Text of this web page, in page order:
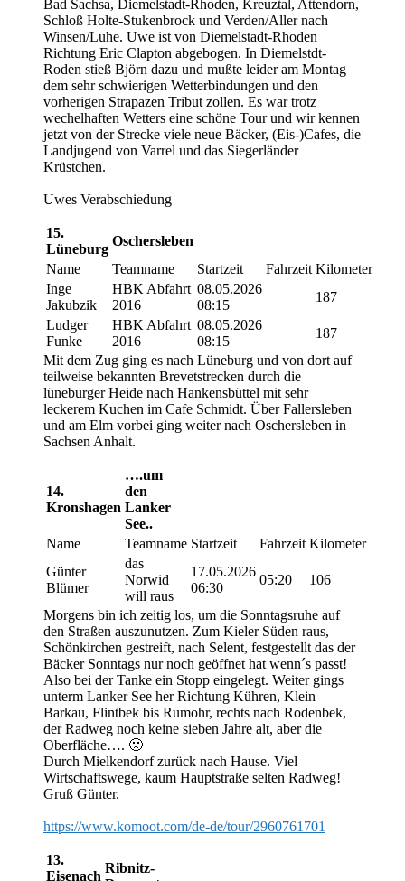
Bad Sachsa, Diemelstadt-Rhoden, Kreuztal, Attendorn,
Schloß Holte-Stukenbrock und Verden/Aller nach
Winsen/Luhe. Uwe ist von Diemelstadt-Rhoden
Richtung Eric Clapton abgebogen. In Diemelstdt-
Roden stieß Björn dazu und mußte leider am Montag
dem sehr schwierigen Wetterbindungen und den
vorherigen Strapazen Tribut zollen. Es war trotz
wechelhaften Wetters eine schöne Tour und wir kennen
jetzt von der Strecke viele neue Bäcker, (Eis-)Cafes, die
Landjugend von Varrel und das Siegerländer
Krüstchen.
Uwes Verabschiedung
15.
Lüneburg
Oschersleben
Name
Teamname Startzeit Fahrzeit Kilometer
Inge
Jakubzik
HBK Abfahrt
2016
08.05.2026
08:15
187
Ludger
Funke
HBK Abfahrt
2016
08.05.2026
08:15
187
Mit dem Zug ging es nach Lüneburg und von dort auf
teilweise bekannten Brevetstrecken durch die
lüneburger Heide nach Hankensbüttel mit sehr
leckerem Kuchen im Cafe Schmidt. Über Fallersleben
und am Elm vorbei ging weiter nach Oschersleben in
Sachsen Anhalt.
14.
Kronshagen
….um
den
Lanker
See..
Name
Teamname Startzeit Fahrzeit Kilometer
Günter
Blümer
das
Norwid
will raus
17.05.2026
06:30
05:20 106
Morgens bin ich zeitig los, um die Sonntagsruhe auf
den Straßen auszunutzen. Zum Kieler Süden raus,
Schönkirchen gestreift, nach Selent, festgestellt das der
Bäcker Sonntags nur noch geöffnet hat wenn´s passt!
Also bei der Tanke ein Stopp eingelegt. Weiter gings
unterm Lanker See her Richtung Kühren, Klein
Barkau, Flintbek bis Rumohr, rechts nach Rodenbek,
der Radweg noch keine sieben Jahre alt, aber die
Oberfläche…. 🙁
Durch Mielkendorf zurück nach Hause. Viel
Wirtschaftswege, kaum Hauptstraße selten Radweg!
Gruß Günter.
https://www.komoot.com/de-de/tour/2960761701
13.
Eisenach
Ribnitz-